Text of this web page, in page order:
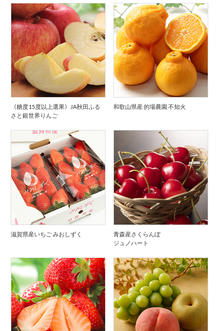
《糖度15度以上選果》JA秋田ふる
さと銀世界りんご
和歌山県産 的場農園 不知火
滋賀県産いちご みおしずく
青森産さくらんぼ
ジュノハート